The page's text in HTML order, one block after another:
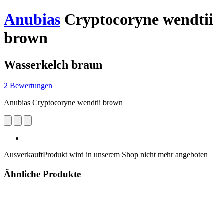
Anubias Cryptocoryne wendtii
brown
Wasserkelch braun
2 Bewertungen
Anubias Cryptocoryne wendtii brown
AusverkauftProdukt wird in unserem Shop nicht mehr angeboten
Ähnliche Produkte